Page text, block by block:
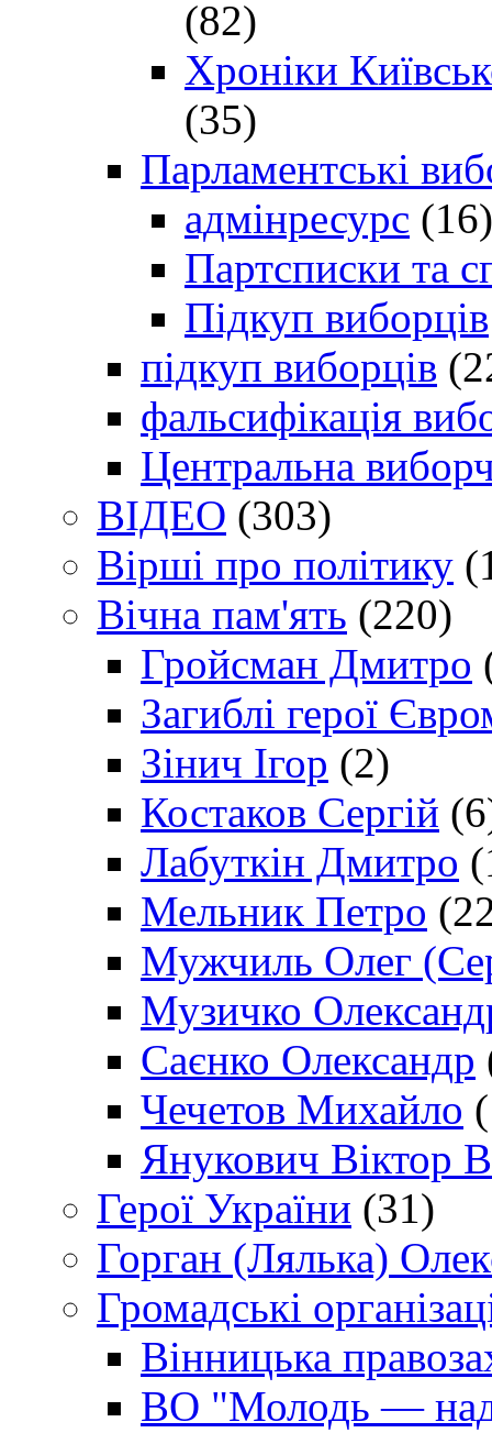
(82)
Хроніки
(35)
Парламентські
адмінресурс (16)
Партсписки та
Підкуп виборців
підкуп виборців
фальсифікація
Центральна
ВІДЕО (303)
Вірші про політику
Вічна пам'ять (220)
Гройсман Дмитро
Загиблі герої
Зінич Ігор (2)
Костаков Сергій
Лабуткін Дмитро
Мельник Петро
Мужчиль Олег
Музичко
Саєнко Олександр
Чечетов Михайло
Янукович Віктор
Герої України (31)
Горган (Лялька)
Громадські
Вінницька
ВО "Молодь —